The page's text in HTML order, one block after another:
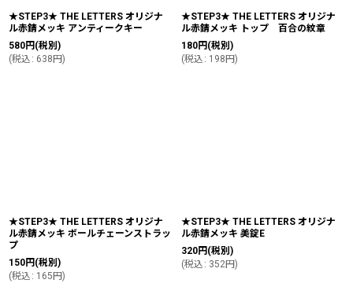
★STEP3★ THE LETTERS オリジナ
ル赤錆メッキ アンティークキー
580円 (税別)
(税込 : 638 円)
★STEP3★ THE LETTERS オリジナ
ル赤錆メッキ トップ 百合の紋章
180円 (税別)
(税込 : 198 円)
★STEP3★ THE LETTERS オリジナ
ル赤錆メッキ ボールチェーンストラッ
プ
150円 (税別)
(税込 : 165 円)
★STEP3★ THE LETTERS オリジナ
ル赤錆メッキ 美錠E
320円 (税別)
(税込 : 352円)